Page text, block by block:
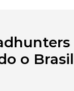
o Brasil